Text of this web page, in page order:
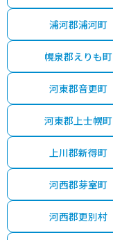
浦河郡浦河町
幌泉郡えりも町
河東郡音更町
河東郡上士幌町
上川郡新得町
河西郡芽室町
河西郡更別村